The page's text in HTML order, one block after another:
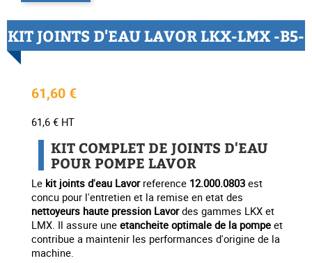
KIT JOINTS D'EAU LAVOR LKX-LMX -B5-
61,60 €
61,6 € HT
KIT COMPLET DE JOINTS D'EAU
POUR POMPE LAVOR
Le kit joints d'eau Lavorreference 12.000.0803 est
concu pour l'entretien et la remise en etat des
nettoyeurs haute pression Lavordes gammes LKX et
LMX. Il assure une etancheite optimale de la pompe et
contribue a maintenir les performances d'origine de la
machine.